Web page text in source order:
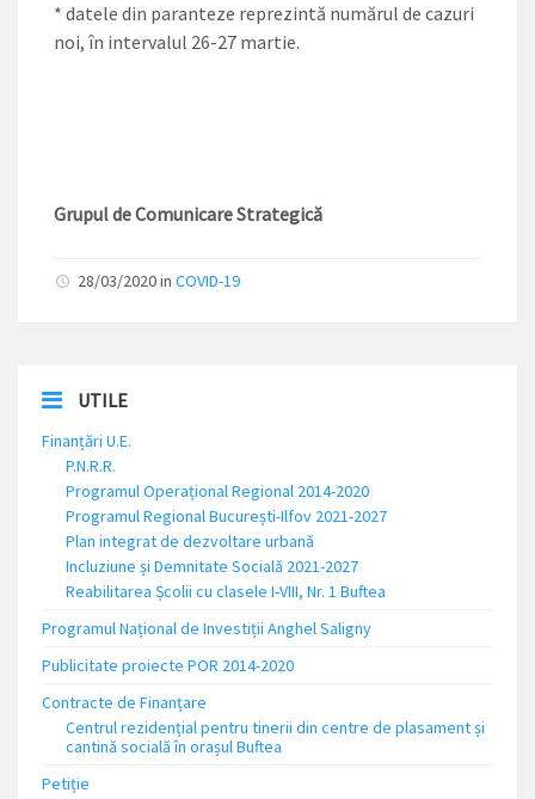
* datele din paranteze reprezintă numărul de cazuri
noi, în intervalul 26-27 martie.
Grupul de Comunicare Strategică
28/03/2020 in COVID-19
UTILE
Finanțări U.E.
P.N.R.R.
Programul Operațional Regional 2014-2020
Programul Regional București-Ilfov 2021-2027
Plan integrat de dezvoltare urbană
Incluziune și Demnitate Socială 2021-2027
Reabilitarea Școlii cu clasele I-VIII, Nr. 1 Buftea
Programul Național de Investiții Anghel Saligny
Publicitate proiecte POR 2014-2020
Contracte de Finanțare
Centrul rezidențial pentru tinerii din centre de plasament și
cantină socială în orașul Buftea
Petiție